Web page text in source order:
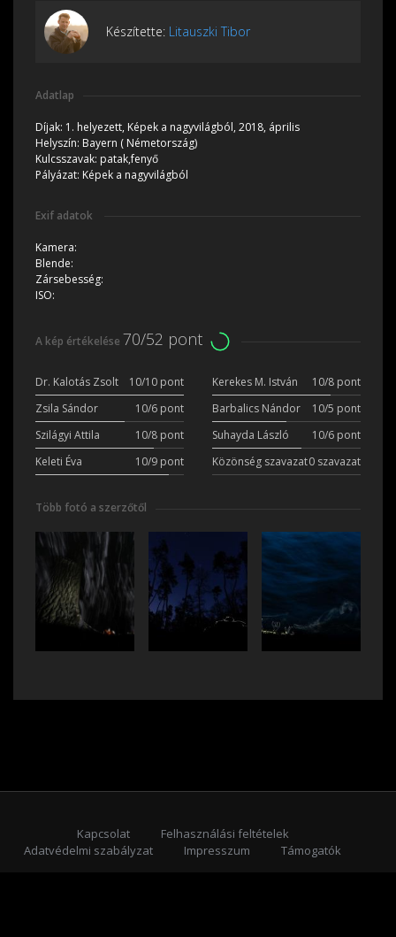
Készítette: Litauszki Tibor
Adatlap
Díjak: 1. helyezett, Képek a nagyvilágból, 2018, április
Helyszín: Bayern ( Németország)
Kulcsszavak: patak,fenyő
Pályázat: Képek a nagyvilágból
Exif adatok
Kamera:
Blende:
Zársebesség:
ISO:
A kép értékelése 70/52 pont
Dr. Kalotás Zsolt 10/10 pont Kerekes M. István
10/8 pont
Zsila Sándor
10/6 pont Barbalics Nándor
10/5 pont
Szilágyi Attila
10/8 pont Suhayda László
10/6 pont
Keleti Éva
10/9 pont Közönség szavazat0 szavazat
Több fotó a szerzőtől
Kapcsolat
Felhasználási feltételek
Adatvédelmi szabályzat
Impresszum
Támogatók